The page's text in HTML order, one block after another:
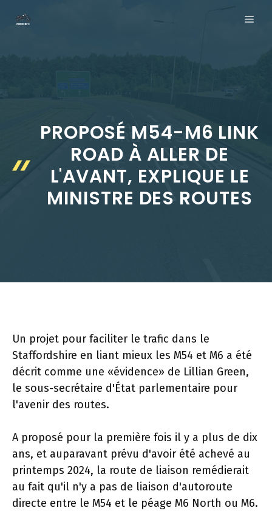
PROPOSÉ M54-M6 LINK
ROAD À ALLER DE
L'AVANT, EXPLIQUE LE
MINISTRE DES ROUTES
Un projet pour faciliter le trafic dans le
Staffordshire en liant mieux les M54 et M6 a été
décrit comme une «évidence» de Lillian Green,
le sous-secrétaire d'État parlementaire pour
l'avenir des routes.
A proposé pour la première fois il y a plus de dix
ans, et auparavant prévu d'avoir été achevé au
printemps 2024, la route de liaison remédierait
au fait qu'il n'y a pas de liaison d'autoroute
directe entre le M54 et le péage M6 North ou M6.